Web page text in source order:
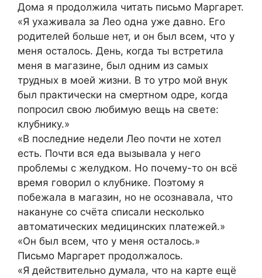
Дома я продолжила читать письмо Маргарет.
«Я ухаживала за Лео одна уже давно. Его
родителей больше нет, и он был всем, что у
меня осталось. День, когда ты встретила
меня в магазине, был одним из самых
трудных в моей жизни. В то утро мой внук
был практически на смертном одре, когда
попросил свою любимую вещь на свете:
клубнику.»
«В последние недели Лео почти не хотел
есть. Почти вся еда вызывала у него
проблемы с желудком. Но почему-то он всё
время говорил о клубнике. Поэтому я
побежала в магазин, но не осознавала, что
накануне со счёта списали несколько
автоматических медицинских платежей.»
«Он был всем, что у меня осталось.»
Письмо Маргарет продолжалось.
«Я действительно думала, что на карте ещё